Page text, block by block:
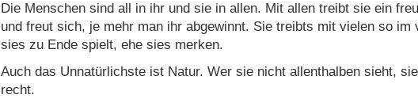
Die Menschen sind all in ihr und sie in allen. Mit allen treibt sie ein
und freut sich, je mehr man ihr abgewinnt. Sie treibts mit vielen so im
sies zu Ende spielt, ehe sies merken.
Auch das Unnatürlichste ist Natur. Wer sie nicht allenthalben sieht,
recht.